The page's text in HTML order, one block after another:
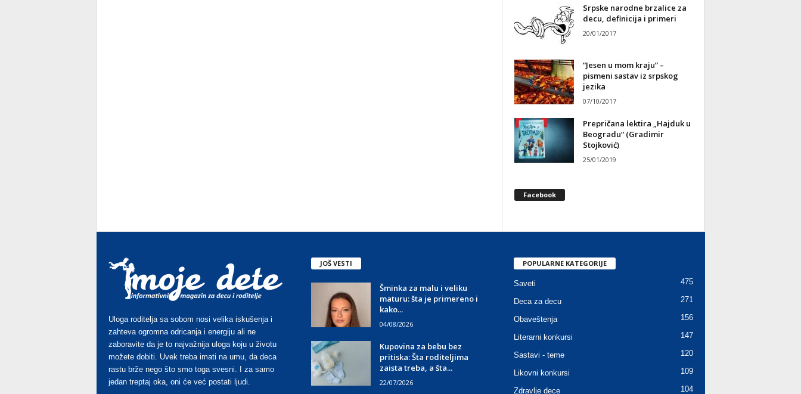
Srpske narodne brzalice za
decu, definicija i primeri
20/01/2017
“Jesen u mom kraju” –
pismeni sastav iz srpskog
jezika
07/10/2017
Prepričana lektira „Hajduk u
Beogradu“ (Gradimir
Stojković)
25/01/2019
Facebook
Uloga roditelja sa sobom nosi velika iskušenja i
zahteva ogromna odricanja i energiju ali ne
zaboravite da je to najvažnija uloga koju u životu
možete dobiti. Uvek treba imati na umu, da deca
rastu brže nego što smo toga svesni. I za samo
jedan treptaj oka, oni će već postati ljudi.
JOŠ VESTI
Šminka za malu i veliku
maturu: šta je primereno i
kako...
04/08/2026
Kupovina za bebu bez
pritiska: Šta roditeljima
zaista treba, a šta...
22/07/2026
POPULARNE KATEGORIJE
Saveti 475
Deca za decu 271
Obaveštenja 156
Literarni konkursi 147
Sastavi - teme 120
Likovni konkursi 109
Zdravlje dece 104